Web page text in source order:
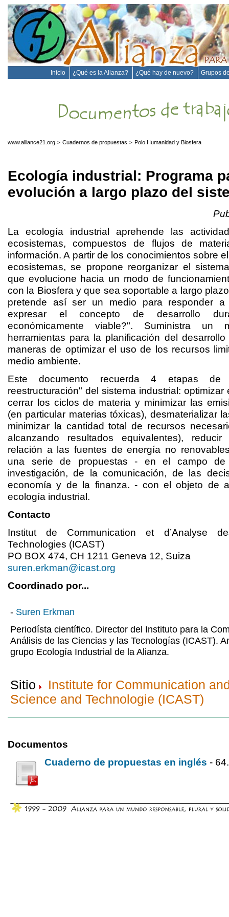
Inicio ¿Qué es la Alianza? ¿Qué hay de nuevo? Grupos
www.alliance21.org > Cuadernos de propuestas > Polo Humanidad y Biosfera
Ecología industrial: Programa
evolución a largo plazo del
La ecología industrial aprehende las
ecosistemas, compuestos de flujos de
información. A partir de los conocimientos sobre
ecosistemas, se propone reorganizar el
que evolucione hacia un modo de
con la Biosfera y que sea soportable a largo
pretende así ser un medio para responder
expresar el concepto de desarrollo
económicamente viable?". Suministra un
herramientas para la planificación del
maneras de optimizar el uso de los recursos
medio ambiente.
Este documento recuerda 4 etapas
reestructuración" del sistema industrial:
cerrar los ciclos de materia y minimizar las
(en particular materias tóxicas), desmaterializar
minimizar la cantidad total de recursos
alcanzando resultados equivalentes),
relación a las fuentes de energía no
una serie de propuestas - en el campo
investigación, de la comunicación, de las
economía y de la finanza. - con el objeto de
ecología industrial.
Contacto
Institut de Communication et d’Analyse
Technologies (ICAST)
PO BOX 474, CH 1211 Geneva 12, Suiza
suren.erkman@icast.org
Coordinado por...
- Suren Erkman
Periodísta científico. Director del Instituto para la
Análisis de las Ciencias y las Tecnologías (ICAST).
grupo Ecología Industrial de la Alianza.
Sitio
Institute for Communication
Science and Technologie (ICAST)
Documentos
Cuaderno de propuestas en inglés -